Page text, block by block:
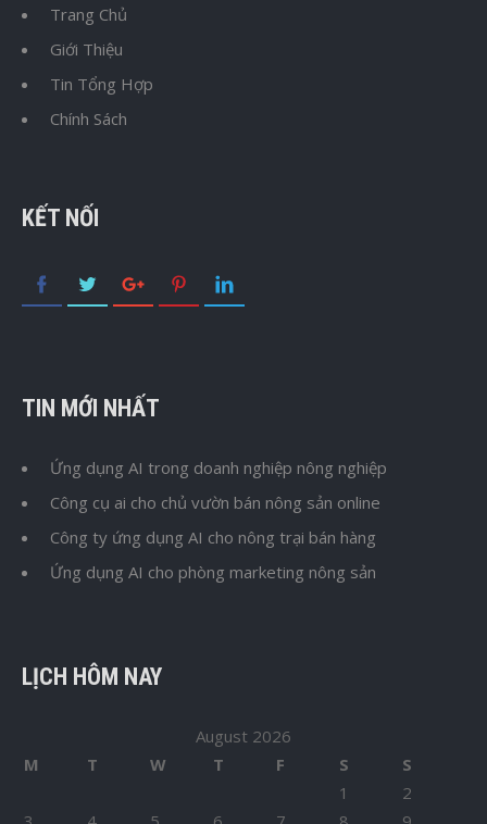
Trang Chủ
Giới Thiệu
Tin Tổng Hợp
Chính Sách
KẾT NỐI
TIN MỚI NHẤT
Ứng dụng AI trong doanh nghiệp nông nghiệp
Công cụ ai cho chủ vườn bán nông sản online
Công ty ứng dụng AI cho nông trại bán hàng
Ứng dụng AI cho phòng marketing nông sản
LỊCH HÔM NAY
August 2026
M
T W T F S
S
1
2